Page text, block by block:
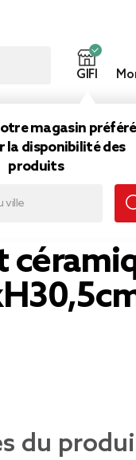
GIFI
magasin préféré
la disponibilité des
produits
du